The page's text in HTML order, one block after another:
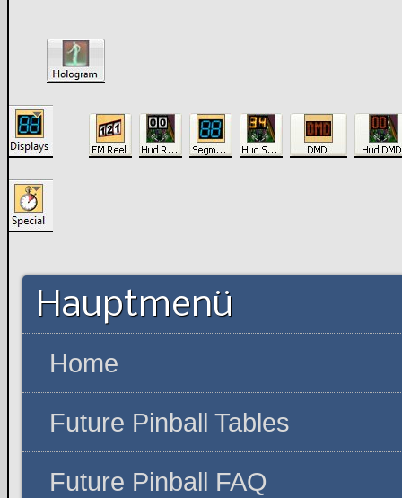
Hauptmenü
Home
Future Pinball Tables
Future Pinball FAQ